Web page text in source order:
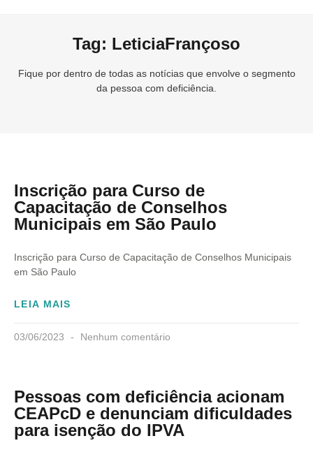
Tag: LeticiaFrançoso
Fique por dentro de todas as notícias que envolve o segmento
da pessoa com deficiência.
Inscrição para Curso de
Capacitação de Conselhos
Municipais em São Paulo
Inscrição para Curso de Capacitação de Conselhos Municipais
em São Paulo
LEIA MAIS
03/06/2023 Nenhum comentário
Pessoas com deficiência acionam
CEAPcD e denunciam dificuldades
para isenção do IPVA